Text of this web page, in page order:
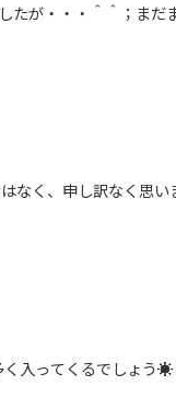
たが・・・＾＾；まだ
なく、申し訳なく思い
く入ってくるでしょう☀️